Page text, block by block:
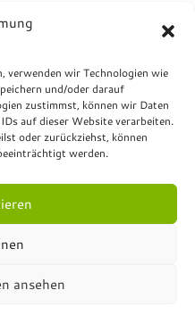
verwenden wir Technologien wie
und/oder darauf
zustimmst, können wir Daten
auf dieser Website verarbeiten.
oder zurückziehst, können
werden.
ansehen
.Formulare